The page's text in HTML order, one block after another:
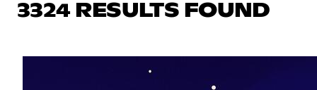
3324 RESULTS FOUND